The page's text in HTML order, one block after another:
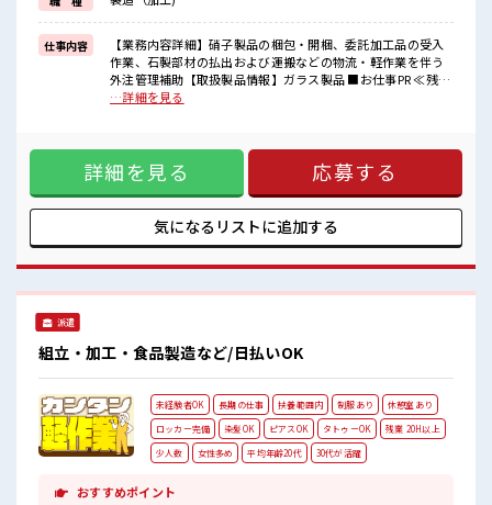
困った事などがあれば、
担当がしっかりサポートします！
■職場の雰囲気
派手すぎなければ多少のヘアカラーもOKなのはウレシイPoint☆
残業多め！
まずはチャレンジしてみませんか？
仕事内容
【業務内容詳細】硝子製品の梱包・開梱、委託加工品の受入
作業、石製部材の払出および運搬などの物流・軽作業を伴う
外注管理補助【取扱製品情報】ガラス製品 ■お仕事PR ≪残業
で収入アップ≫ 高収入を希望される方にオススメ。 残業は月
毎日の服選びに悩まずOK♪ ≪未経験でも活躍できる≫ 新し
いことにチャレンジするのは不安だけど、 しっかり働く環境
が整っています！ イチからスキルUP・ステップUP目指して
いきましょう！ ≪自分に向いている仕事が探せる≫ 困った事
などがあれば、 担当がしっかりサポートします！ ■職場の雰
囲気 派手すぎなければ多少のヘアカラーもOKなのはウレシイ
もイッパイ！ まずはチャレンジしてみませんか？
…詳細を見る
詳細を見る 応募する
気になるリストに追加する
派遣
組立・加工・食品製造など/日払いOK
未経験者OK 長期の仕事 扶養範囲内 制服あり
休憩室あり
ロッカー完備
染髪OK ピアスOK タトゥーOK
残業 20H以上
少人数
女性多め 平均年齢20代 30代が活躍
おすすめポイント